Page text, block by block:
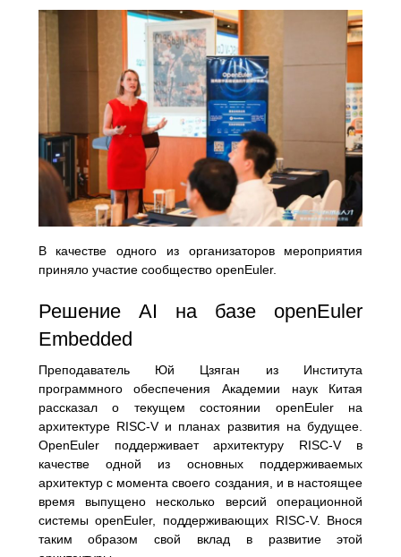
В качестве одного из организаторов мероприятия
приняло участие сообщество openEuler.
Решение AI на базе openEuler
Embedded
Преподаватель Юй Цзяган из Института
программного обеспечения Академии наук Китая
рассказал о текущем состоянии openEuler на
архитектуре RISC-V и планах развития на будущее.
OpenEuler поддерживает архитектуру RISC-V в
качестве одной из основных поддерживаемых
архитектур с момента своего создания, и в настоящее
время выпущено несколько версий операционной
системы openEuler, поддерживающих RISC-V. Внося
таким образом свой вклад в развитие этой